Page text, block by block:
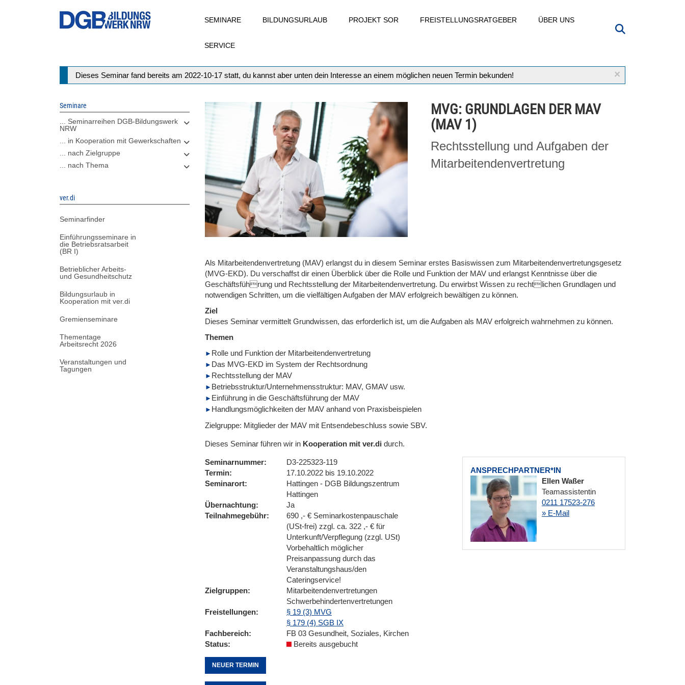
SEMINARE BILDUNGSURLAUB PROJEKT SOR FREISTELLUNGSRATGEBER ÜBER UNS
SERVICE
×
Statusmeldung
Dieses Seminar fand bereits am 2022-10-17 statt, du kannst aber unten dein Interesse an einem möglichen neuen Termin bekunden!
Seminare
... Seminarreihen DGB-Bildungswerk
NRW
... in Kooperation mit Gewerkschaften
... nach Zielgruppe
... nach Thema
ver.di
Seminarfinder
Einführungsseminare in
die Betriebsratsarbeit
(BR I)
Betrieblicher Arbeits-
und Gesundheitschutz
Bildungsurlaub in
Kooperation mit ver.di
Gremienseminare
Thementage
Arbeitsrecht 2026
Veranstaltungen und
Tagungen
MVG: GRUNDLAGEN DER MAV
(MAV 1)
Rechtsstellung und Aufgaben der
Mitarbeitendenvertretung
Als Mitarbeitendenvertretung (MAV) erlangst du in diesem Seminar erstes Basiswissen zum Mitarbeitendenvertretungsgesetz
(MVG-EKD). Du verschaffst dir einen Überblick über die Rolle und Funktion der MAV und erlangst Kenntnisse über die
Geschäftsführung und Rechtsstellung der Mitarbeitendenvertretung. Du erwirbst Wissen zu rechtlichen Grundlagen und
notwendigen Schritten, um die vielfältigen Aufgaben der MAV erfolgreich bewältigen zu können.
Ziel
Dieses Seminar vermittelt Grundwissen, das erforderlich ist, um die Aufgaben als MAV erfolgreich wahrnehmen zu können.
Themen
Rolle und Funktion der Mitarbeitendenvertretung
Das MVG-EKD im System der Rechtsordnung
Rechtsstellung der MAV
Betriebsstruktur/Unternehmensstruktur: MAV, GMAV usw.
Einführung in die Geschäftsführung der MAV
Handlungsmöglichkeiten der MAV anhand von Praxisbeispielen
Zielgruppe: Mitglieder der MAV mit Entsendebeschluss sowie SBV.
Dieses Seminar führen wir in Kooperation mit ver.di durch.
ANSPRECHPARTNER*IN
Ellen Waßer
Teamassistentin
0211 17523-276
» E-Mail
Seminarnummer
D3-225323-119
Termin
17.10.2022 bis 19.10.2022
Seminarort
Hattingen - DGB Bildungszentrum
Hattingen
Übernachtung
Ja
Teilnahmegebühr
690 ,- € Seminarkostenpauschale
(USt-frei) zzgl. ca. 322 ,- € für
Unterkunft/Verpflegung (zzgl. USt)
Vorbehaltlich möglicher
Preisanpassung durch das
Veranstaltungshaus/den
Cateringservice!
Zielgruppen
Mitarbeitendenvertretungen
Schwerbehindertenvertretungen
Freistellungen
§ 19 (3) MVG
§ 179 (4) SGB IX
Fachbereich
FB 03 Gesundheit, Soziales, Kirchen
Status
Bereits ausgebucht
NEUER TERMIN